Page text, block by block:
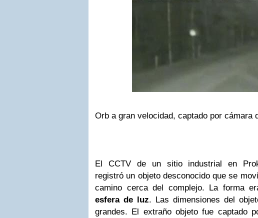
Orb a gran velocidad, captado por cámara
El CCTV de un sitio industrial en
registró un objeto desconocido que se
camino cerca del complejo. La forma
esfera de luz. Las dimensiones del
grandes. El extraño objeto fue captado